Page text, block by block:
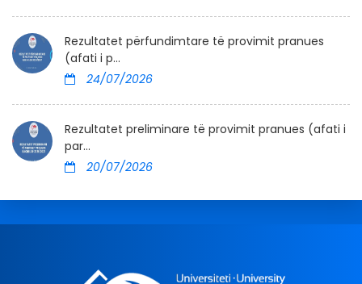
Rezultatet përfundimtare të provimit pranues
(afati i p...
24/07/2026
Rezultatet preliminare të provimit pranues (afati i
par...
20/07/2026